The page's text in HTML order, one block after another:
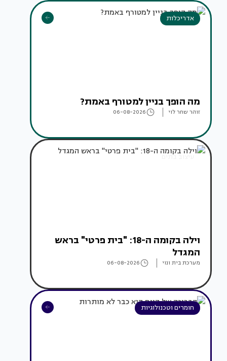
אדריכלות
מה הופך בניין למטורף באמת?
זוהר שחר לוי 06-08-2026
עיצוב בתים
וילה בקומה ה-18: "בית פרטי" בראש
המגדל
מערכת בית ונוי 06-08-2026
חומרים וטכנולוגיות